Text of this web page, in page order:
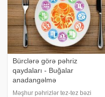
Bürclərə görə pəhriz
qaydaları - Buğalar
anadangəlmə
Məşhur pəhrizlər tez-tez bəzi